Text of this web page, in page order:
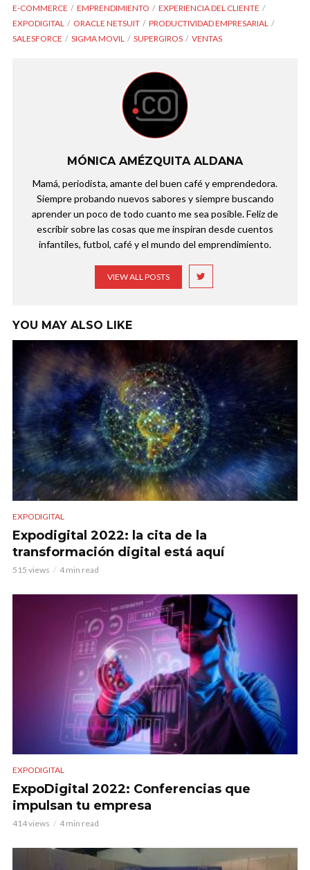
E-COMMERCE EMPRENDIMIENTO
EXPERIENCIA DEL CLIENTE
EXPODIGITAL
ORACLE NETSUIT
PRODUCTIVIDAD EMPRESARIAL
SALESFORCE
SIGMA MOVIL SUPERGIROS VENTAS
MÓNICA AMÉZQUITA ALDANA
Mamá, periodista, amante del buen café y emprendedora.
Siempre probando nuevos sabores y siempre buscando
aprender un poco de todo cuanto me sea posible. Feliz de
escribir sobre las cosas que me inspiran desde cuentos
infantiles, futbol, café y el mundo del emprendimiento.
VIEW ALL POSTS
YOU MAY ALSO LIKE
EXPODIGITAL
Expodigital 2022: la cita de la
transformación digital está aquí
515 views 4 min read
EXPODIGITAL
ExpoDigital 2022: Conferencias que
impulsan tu empresa
414 views 4 min read